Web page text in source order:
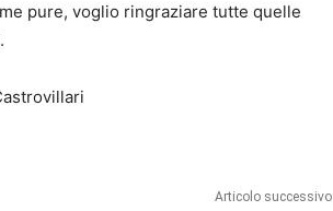
pure, voglio ringraziare tutte quelle
Articolo successivo